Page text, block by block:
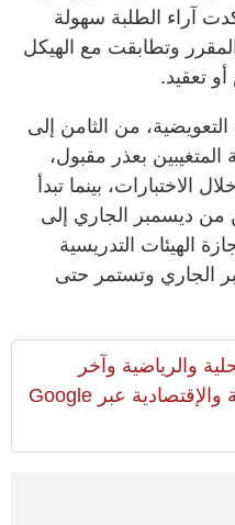
آراء الطلبة سهولة
وتطابقت مع الهيكل
تعقيد.
التعويضية، من الثامن إلى
المتغيبين بعذر مقبول،
الاختبارات، بينما تبدأ
من ديسمبر الجاري إلى
الهيئات التدريسية
في 15 ديسمبر الجاري وتستمر حتى
والرياضية وآخر
المستجدات السياسية والإقتصادية عبر Google